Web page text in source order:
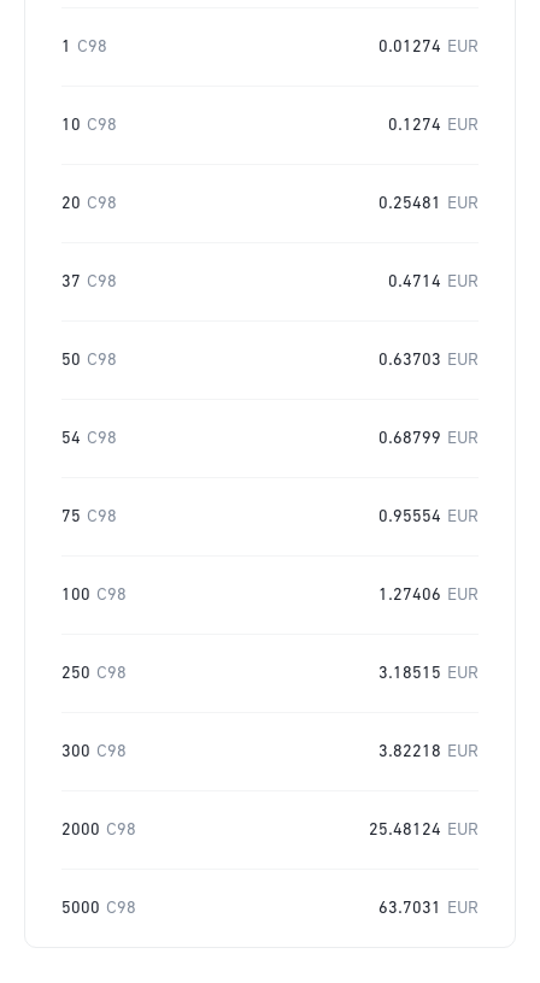
1 C98 0.01274 EUR
10 C98 0.1274 EUR
20 C98 0.25481 EUR
37 C98 0.4714 EUR
50 C98 0.63703 EUR
54 C98 0.68799 EUR
75 C98 0.95554 EUR
100 C98 1.27406 EUR
250 C98 3.18515 EUR
300 C98 3.82218 EUR
2000 C98 25.48124 EUR
5000 C98 63.7031 EUR